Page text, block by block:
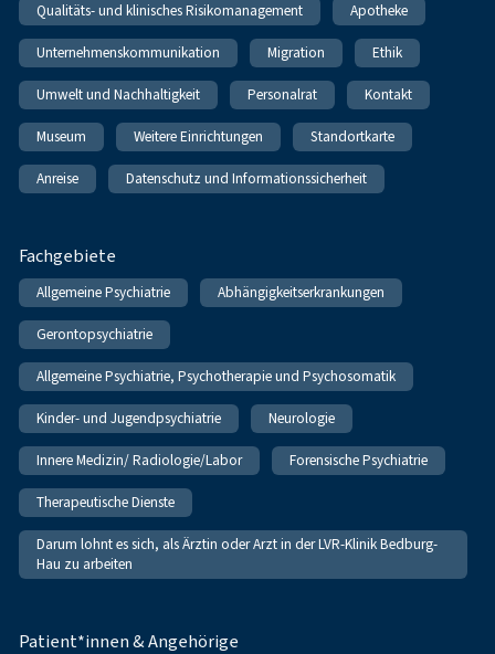
Qualitäts- und klinisches Risikomanagement Apotheke
Unternehmenskommunikation Migration Ethik
Umwelt und Nachhaltigkeit Personalrat Kontakt
Museum Weitere Einrichtungen Standortkarte
Anreise Datenschutz und Informationssicherheit
Fachgebiete
Allgemeine Psychiatrie Abhängigkeitserkrankungen
Gerontopsychiatrie
Allgemeine Psychiatrie, Psychotherapie und Psychosomatik
Kinder- und Jugendpsychiatrie Neurologie
Innere Medizin/ Radiologie/Labor Forensische Psychiatrie
Therapeutische Dienste
Darum lohnt es sich, als Ärztin oder Arzt in der LVR-Klinik Bedburg-
Hau zu arbeiten
Patient*innen & Angehörige